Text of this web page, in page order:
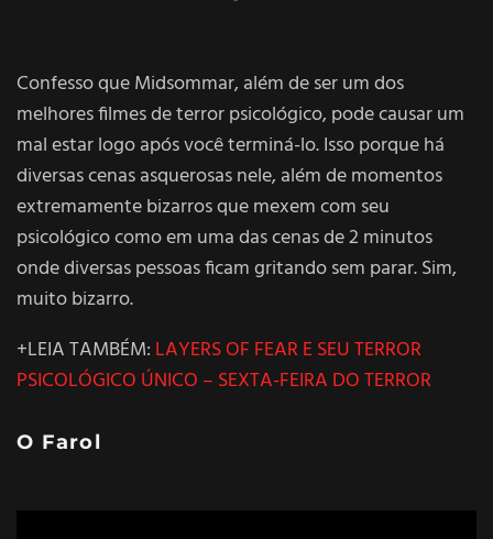
Confesso que Midsommar, além de ser um dos
melhores filmes de terror psicológico, pode causar um
mal estar logo após você terminá-lo. Isso porque há
diversas cenas asquerosas nele, além de momentos
extremamente bizarros que mexem com seu
psicológico como em uma das cenas de 2 minutos
onde diversas pessoas ficam gritando sem parar. Sim,
muito bizarro.
+LEIA TAMBÉM: LAYERS OF FEAR E SEU TERROR
PSICOLÓGICO ÚNICO – SEXTA-FEIRA DO TERROR
O Farol